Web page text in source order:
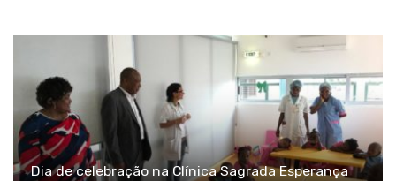
Dia de celebração na Clínica Sagrada Esperança